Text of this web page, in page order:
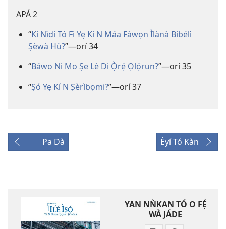
APÁ 2
“Kí Nìdí Tó Fi Yẹ Kí N Máa Fàwọn Ìlànà Bíbélì
Ṣèwà Hù?”​—orí 34
“Báwo Ni Mo Ṣe Lè Di Ọ̀rẹ́ Ọlọ́run?”​—orí 35
“Ṣó Yẹ Kí N Ṣèrìbọmi?”​—orí 37
Pa Dà Èyí Tó Kàn
YAN NǸKAN TÓ O FẸ́
WÀ JÁDE